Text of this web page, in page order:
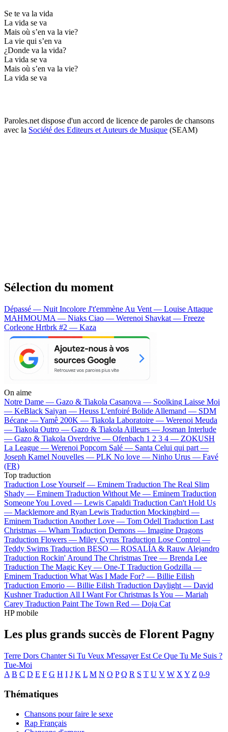
Se te va la vida
La vida se va
Mais où s’en va la vie?
La vie qui s’en va
¿Donde va la vida?
La vida se va
Mais où s’en va la vie?
La vida se va
Paroles.net dispose d'un accord de licence de paroles de chansons
avec la Société des Editeurs et Auteurs de Musique (SEAM)
Sélection du moment
Dépassé — Nuit Incolore J't'emmène Au Vent — Louise Attaque
MAHMOUMA — Niaks Ciao — Werenoi Shavkat — Freeze
Corleone Hrtbrk #2 — Kaza
On aime
Notre Dame — Gazo & Tiakola Casanova — Soolking Laisse Moi
— KeBlack Saiyan — Heuss L'enfoiré Bolide Allemand — SDM
Bécane —Yamê 200K — Tiakola Laboratoire — Werenoi Meuda
— Tiakola Outro — Gazo & Tiakola Ailleurs — Josman Interlude
— Gazo & Tiakola Overdrive — Ofenbach 1 2 3 4 — ZOKUSH
La League — Werenoi Popcorn Salé — Santa Celui qui part —
Joseph Kamel Nouvelles — PLK No love — Ninho Urus — Favé
(FR)
Top traduction
Traduction Lose Yourself — Eminem Traduction The Real Slim
Shady — Eminem Traduction Without Me — Eminem Traduction
Someone You Loved — Lewis Capaldi Traduction Can't Hold Us
— Macklemore and Ryan Lewis Traduction Mockingbird —
Eminem Traduction Another Love — Tom Odell Traduction Last
Christmas — Wham Traduction Demons — Imagine Dragons
Traduction Flowers — Miley Cyrus Traduction Lose Control —
Teddy Swims Traduction BESO — ROSALÍA & Rauw Alejandro
Traduction Rockin' Around The Christmas Tree — Brenda Lee
Traduction The Magic Key — One-T Traduction Godzilla —
Eminem Traduction What Was I Made For? — Billie Eilish
Traduction Emorio — Billie Eilish Traduction Daylight — David
Kushner Traduction All I Want For Christmas Is You — Mariah
Carey Traduction Paint The Town Red — Doja Cat
HP mobile
Les plus grands succès de Florent Pagny
Terre Dors Chanter Si Tu Veux M'essayerEst Ce Que Tu Me Suis ?
Tue-Moi
A B C D E F G H I J K L M N O P Q R S T U V W X Y Z 0-9
Thématiques
Chansons pour faire le sexe
Rap Français